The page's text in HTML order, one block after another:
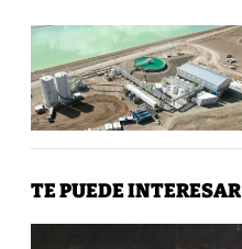
TE PUEDE INTERESAR